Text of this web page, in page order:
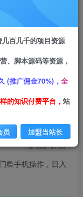
无门槛手机操
关注 私信
330 30
槛手机操作，日入
百几千的项目资源
、脚本源码等资源，
(推广佣金70%)， 全
的知识付费平台， 站
员 加盟当站长